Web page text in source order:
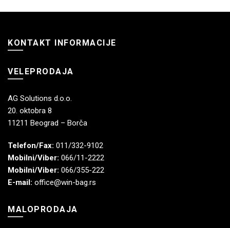
KONTAKT INFORMACIJE
VELEPRODAJA
AG Solutions d.o.o.
20. oktobra 8
11211 Beograd – Borča
Telefon/Fax: 011/332-9102
Mobilni/Viber: 066/11-2222
Mobilni/Viber: 066/355-222
E-mail: office@win-bag.rs
MALOPRODAJA